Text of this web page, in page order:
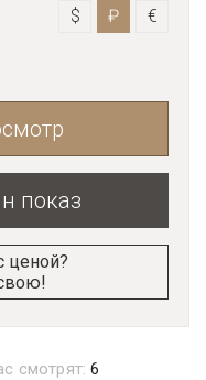
$ ₽ €
показ
ценой?
смотрят:6